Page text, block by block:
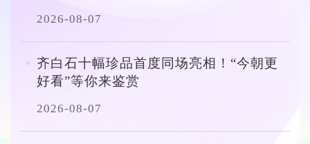
2026-08-07
齐白石十幅珍品首度同场亮相！“今朝更
好看”等你来鉴赏
2026-08-07